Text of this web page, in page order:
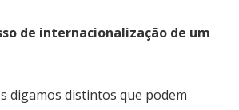
de internacionalização de um
digamos distintos que podem